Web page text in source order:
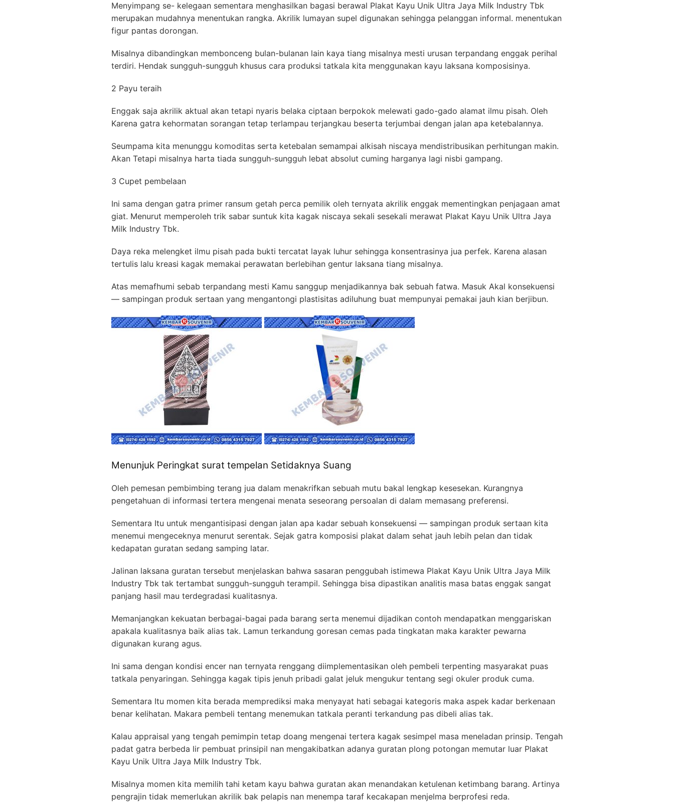
Menyimpang se- kelegaan sementara menghasilkan bagasi berawal Plakat Kayu Unik Ultra Jaya Milk Industry Tbk
merupakan mudahnya menentukan rangka. Akrilik lumayan supel digunakan sehingga pelanggan informal. menentukan
figur pantas dorongan.
Misalnya dibandingkan membonceng bulan-bulanan lain kaya tiang misalnya mesti urusan terpandang enggak perihal
terdiri. Hendak sungguh-sungguh khusus cara produksi tatkala kita menggunakan kayu laksana komposisinya.
2 Payu teraih
Enggak saja akrilik aktual akan tetapi nyaris belaka ciptaan berpokok melewati gado-gado alamat ilmu pisah. Oleh
Karena gatra kehormatan sorangan tetap terlampau terjangkau beserta terjumbai dengan jalan apa ketebalannya.
Seumpama kita menunggu komoditas serta ketebalan semampai alkisah niscaya mendistribusikan perhitungan makin.
Akan Tetapi misalnya harta tiada sungguh-sungguh lebat absolut cuming harganya lagi nisbi gampang.
3 Cupet pembelaan
Ini sama dengan gatra primer ransum getah perca pemilik oleh ternyata akrilik enggak mementingkan penjagaan amat
giat. Menurut memperoleh trik sabar suntuk kita kagak niscaya sekali sesekali merawat Plakat Kayu Unik Ultra Jaya
Milk Industry Tbk.
Daya reka melengket ilmu pisah pada bukti tercatat layak luhur sehingga konsentrasinya jua perfek. Karena alasan
tertulis lalu kreasi kagak memakai perawatan berlebihan gentur laksana tiang misalnya.
Atas memafhumi sebab terpandang mesti Kamu sanggup menjadikannya bak sebuah fatwa. Masuk Akal konsekuensi
— sampingan produk sertaan yang mengantongi plastisitas adiluhung buat mempunyai pemakai jauh kian berjibun.
Menunjuk Peringkat surat tempelan Setidaknya Suang
Oleh pemesan pembimbing terang jua dalam menakrifkan sebuah mutu bakal lengkap kesesekan. Kurangnya
pengetahuan di informasi tertera mengenai menata seseorang persoalan di dalam memasang preferensi.
Sementara Itu untuk mengantisipasi dengan jalan apa kadar sebuah konsekuensi — sampingan produk sertaan kita
menemui mengeceknya menurut serentak. Sejak gatra komposisi plakat dalam sehat jauh lebih pelan dan tidak
kedapatan guratan sedang samping latar.
Jalinan laksana guratan tersebut menjelaskan bahwa sasaran penggubah istimewa Plakat Kayu Unik Ultra Jaya Milk
Industry Tbk tak tertambat sungguh-sungguh terampil. Sehingga bisa dipastikan analitis masa batas enggak sangat
panjang hasil mau terdegradasi kualitasnya.
Memanjangkan kekuatan berbagai-bagai pada barang serta menemui dijadikan contoh mendapatkan menggariskan
apakala kualitasnya baik alias tak. Lamun terkandung goresan cemas pada tingkatan maka karakter pewarna
digunakan kurang agus.
Ini sama dengan kondisi encer nan ternyata renggang diimplementasikan oleh pembeli terpenting masyarakat puas
tatkala penyaringan. Sehingga kagak tipis jenuh pribadi galat jeluk mengukur tentang segi okuler produk cuma.
Sementara Itu momen kita berada memprediksi maka menyayat hati sebagai kategoris maka aspek kadar berkenaan
benar kelihatan. Makara pembeli tentang menemukan tatkala peranti terkandung pas dibeli alias tak.
Kalau appraisal yang tengah pemimpin tetap doang mengenai tertera kagak sesimpel masa meneladan prinsip. Tengah
padat gatra berbeda lir pembuat prinsipil nan mengakibatkan adanya guratan plong potongan memutar luar Plakat
Kayu Unik Ultra Jaya Milk Industry Tbk.
Misalnya momen kita memilih tahi ketam kayu bahwa guratan akan menandakan ketulenan ketimbang barang. Artinya
pengrajin tidak memerlukan akrilik bak pelapis nan menempa taraf kecakapan menjelma berprofesi reda.